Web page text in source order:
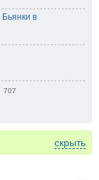
в
707
скрыть